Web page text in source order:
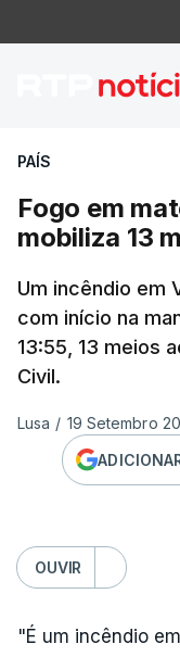
Fogo
PAÍS
Fogo em
mobiliza 13
Um incêndio em
com início na
13:55, 13 meios
Civil.
Lusa / 19 Setembro
OUVIR
"É um incêndio